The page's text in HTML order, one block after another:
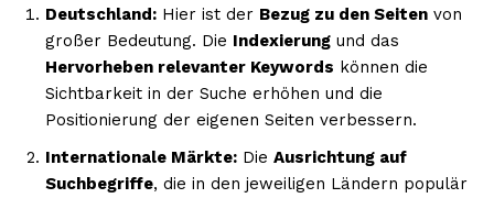
Deutschland: Hier ist der Bezug zu den Seiten von
großer Bedeutung. Die Indexierung und das
Hervorheben relevanter Keywords können die
Sichtbarkeit in der Suche erhöhen und die
Positionierung der eigenen Seiten verbessern.
Internationale Märkte: Die Ausrichtung auf
Suchbegriffe, die in den jeweiligen Ländern populär